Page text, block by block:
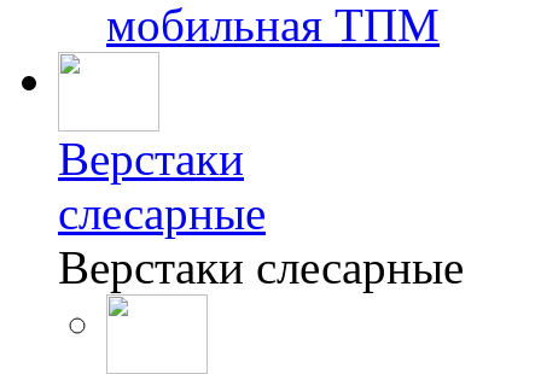
мобильная ТПМ
Верстаки
слесарные
Верстаки слесарные